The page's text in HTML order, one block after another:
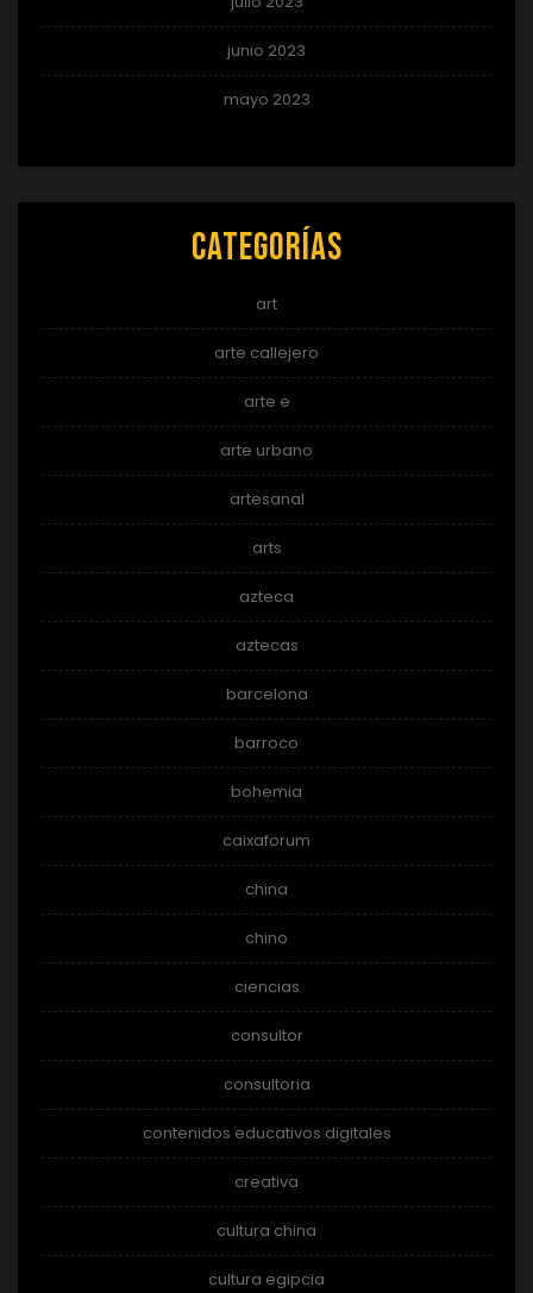
junio 2023
mayo 2023
Categorías
art
arte callejero
arte e
arte urbano
artesanal
arts
azteca
aztecas
barcelona
barroco
bohemia
caixaforum
china
chino
ciencias
consultor
consultoria
contenidos educativos digitales
creativa
cultura china
cultura egipcia